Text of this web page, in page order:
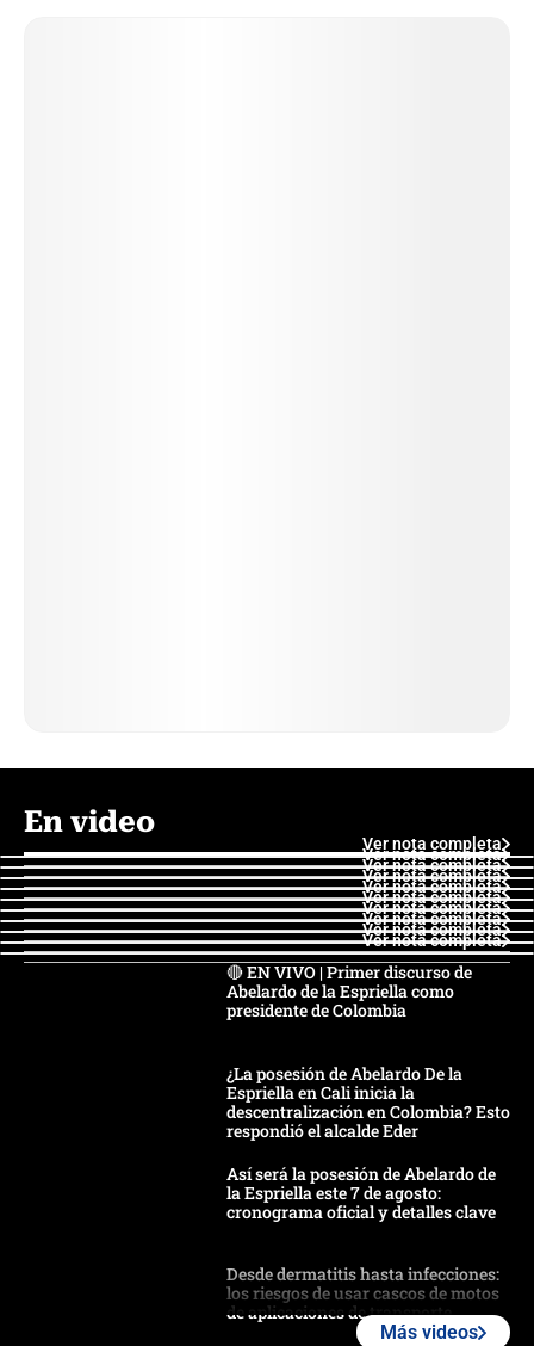
En video
Ver nota completa
Ver nota completa
Ver nota completa
Ver nota completa
Ver nota completa
Ver nota completa
Ver nota completa
Ver nota completa
Ver nota completa
Ver nota completa
🔴 EN VIVO | Primer discurso de
Abelardo de la Espriella como
presidente de Colombia
¿La posesión de Abelardo De la
Espriella en Cali inicia la
descentralización en Colombia? Esto
respondió el alcalde Eder
Así será la posesión de Abelardo de
la Espriella este 7 de agosto:
cronograma oficial y detalles clave
Desde dermatitis hasta infecciones:
los riesgos de usar cascos de motos
de aplicaciones de transporte
Más videos